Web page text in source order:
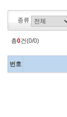
종류
총0건(0/0)
번호